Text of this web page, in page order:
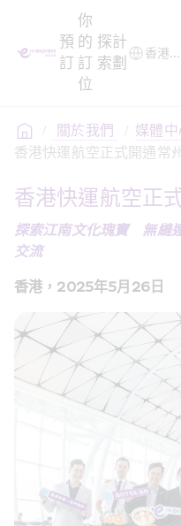
預
訂
你
的
訂
位
探
索
計
劃
/ 關於我們 / 媒體中
香港快運航空正式開通常
香港快運航空正
探索江南文化瑰寶　無縫
交流
香港，2025年5月26日